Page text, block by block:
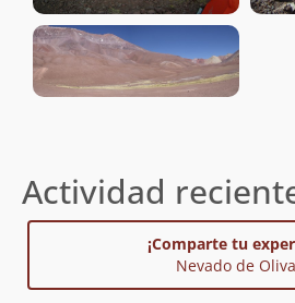
Actividad
¡Comparte tu
Nevado de